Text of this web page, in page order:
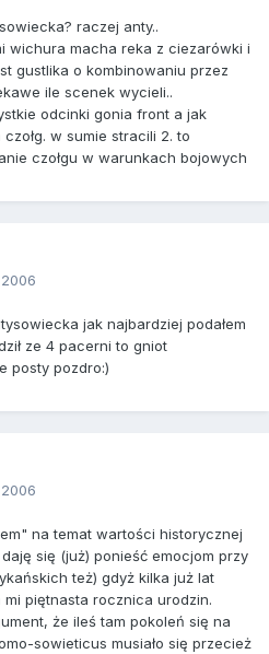
raczej anty..
wichura macha reka z ciezarówki i
gustlika o kombinowaniu przez
ile scenek wycieli..
odcinki gonia front a jak
w sumie stracili 2. to
czołgu w warunkach bojowych
jak najbardziej podałem
ze 4 pacerni to gniot
posty pozdro:)
na temat wartości historycznej
się (już) ponieść emocjom przy
też) gdyż kilka już lat
mi piętnasta rocznica urodzin.
że ileś tam pokoleń się na
sowieticus musiało się przecież